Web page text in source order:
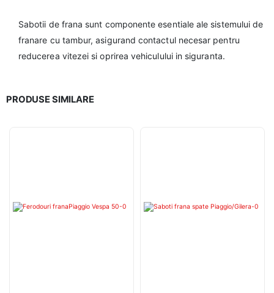
Sabotii de frana sunt componente esentiale ale sistemului de
franare cu tambur, asigurand contactul necesar pentru
reducerea vitezei si oprirea vehiculului in siguranta.
PRODUSE SIMILARE